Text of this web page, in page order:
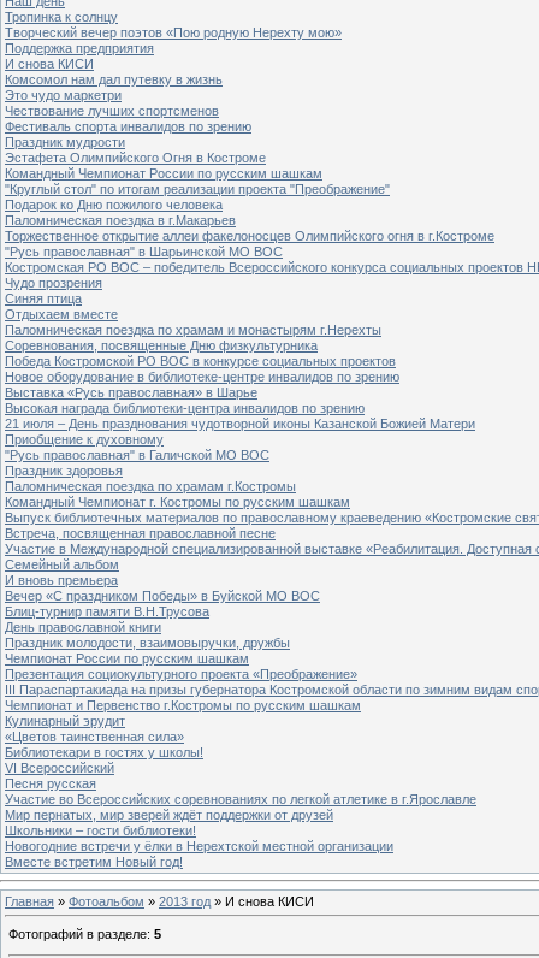
Тропинка к солнцу
Творческий вечер поэтов «Пою родную Нерехту мою»
Поддержка предприятия
И снова КИСИ
Комсомол нам дал путевку в жизнь
Это чудо маркетри
Чествование лучших спортсменов
Фестиваль спорта инвалидов по зрению
Праздник мудрости
Эстафета Олимпийского Огня в Костроме
Командный Чемпионат России по русским шашкам
"Круглый стол" по итогам реализации проекта "Преображение"
Подарок ко Дню пожилого человека
Паломническая поездка в г.Макарьев
Торжественное открытие аллеи факелоносцев Олимпийского огня в г.Костроме
"Русь православная" в Шарьинской МО ВОС
Костромская РО ВОС – победитель Всероссийского конкурса социальных проектов
Чудо прозрения
Синяя птица
Отдыхаем вместе
Паломническая поездка по храмам и монастырям г.Нерехты
Соревнования, посвященные Дню физкультурника
Победа Костромской РО ВОС в конкурсе социальных проектов
Новое оборудование в библиотеке-центре инвалидов по зрению
Выставка «Русь православная» в Шарье
Высокая награда библиотеки-центра инвалидов по зрению
21 июля – День празднования чудотворной иконы Казанской Божией Матери
Приобщение к духовному
"Русь православная" в Галичской МО ВОС
Праздник здоровья
Паломническая поездка по храмам г.Костромы
Командный Чемпионат г. Костромы по русским шашкам
Выпуск библиотечных материалов по православному краеведению «Костромские
Встреча, посвященная православной песне
Участие в Международной специализированной выставке «Реабилитация. Доступная
Семейный альбом
И вновь премьера
Вечер «С праздником Победы» в Буйской МО ВОС
Блиц-турнир памяти В.Н.Трусова
День православной книги
Праздник молодости, взаимовыручки, дружбы
Чемпионат России по русским шашкам
Презентация социокультурного проекта «Преображение»
III Параспартакиада на призы губернатора Костромской области по зимним видам
Чемпионат и Первенство г.Костромы по русским шашкам
Кулинарный эрудит
«Цветов таинственная сила»
Библиотекари в гостях у школы!
VI Всероссийский
Песня русская
Участие во Всероссийских соревнованиях по легкой атлетике в г.Ярославле
Мир пернатых, мир зверей ждёт поддержки от друзей
Школьники – гости библиотеки!
Новогодние встречи у ёлки в Нерехтской местной организации
Вместе встретим Новый год!
Главная » Фотоальбом » 2013 год » И снова КИСИ
Фотографий в разделе: 5